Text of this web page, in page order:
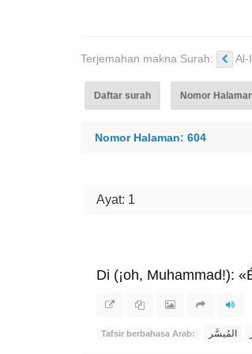
Terjemahan makna Surah: Al-
Daftar surah Nomor
Nomor Halaman: 604
Ayat: 1
Di (¡oh, Muhammad!):
Tafsir berbahasa Arab: المُيسَّر